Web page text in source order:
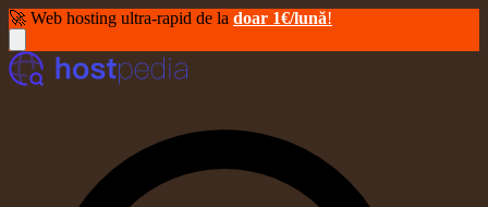
🚀 Web hosting ultra-rapid de la doar 1€/lună!